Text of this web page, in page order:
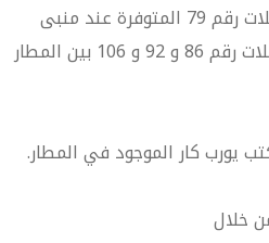
يمكنك استخدام خدمة الحافلات رقم 79 المتوفرة عند منبى
المسافرين بينما تتنقل الحافلات رقم 86 و 92 و 106 بين المطار
يورب كار الموجود في المطار.
خلال